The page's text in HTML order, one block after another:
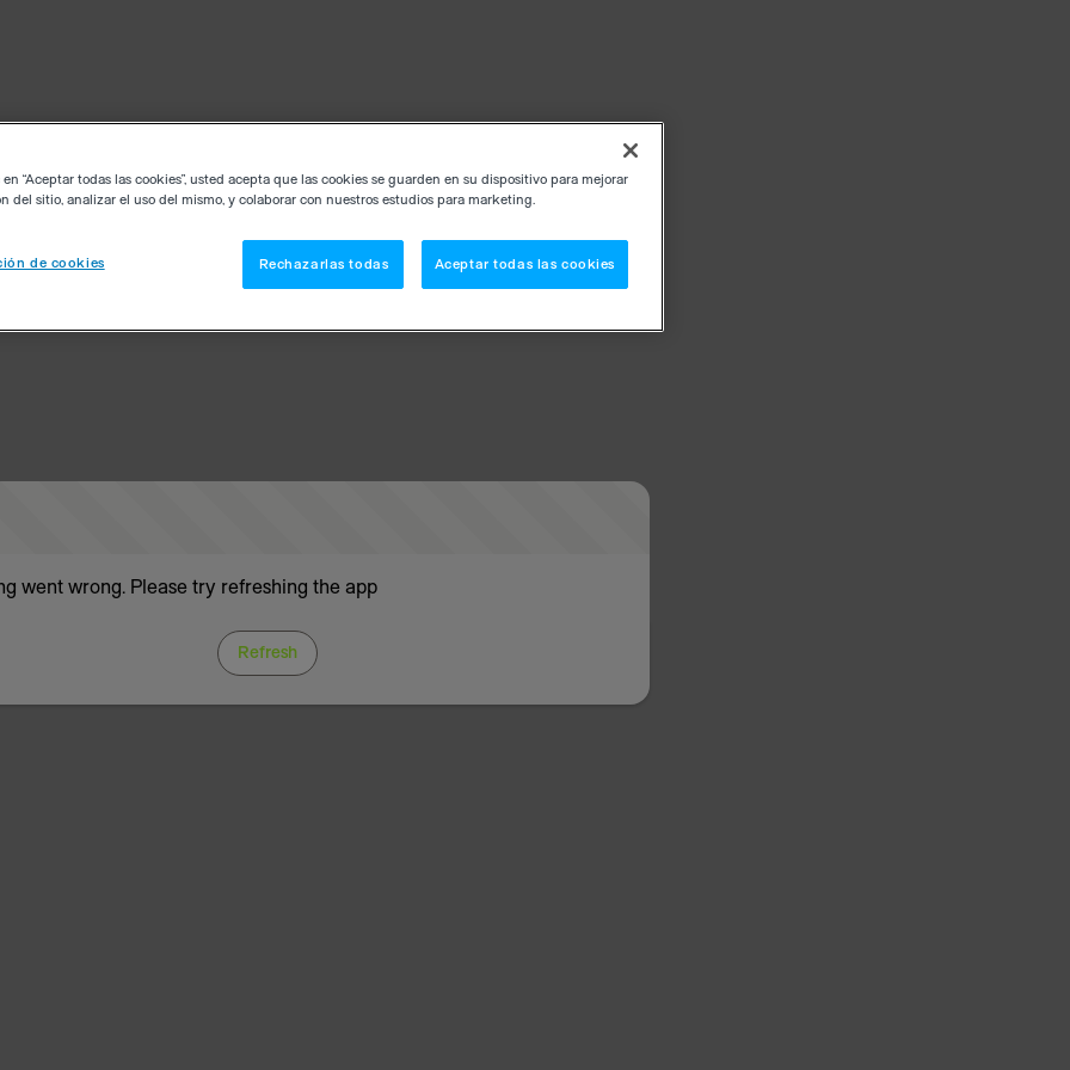
went wrong. Please try refreshing the app
Refresh
“Aceptar todas las cookies”, usted acepta que las cookies se guarden en su dispositivo para mejorar
del sitio, analizar el uso del mismo, y colaborar con nuestros estudios para marketing.
de cookies Rechazarlas todas Aceptar todas las cookies